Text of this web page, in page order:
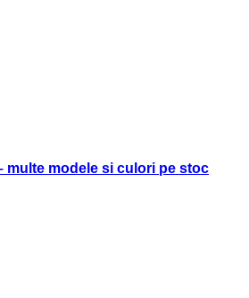
multe modele si culori pe stoc